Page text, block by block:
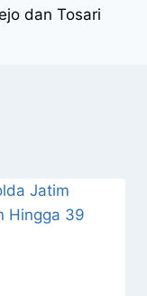
dan Tosari